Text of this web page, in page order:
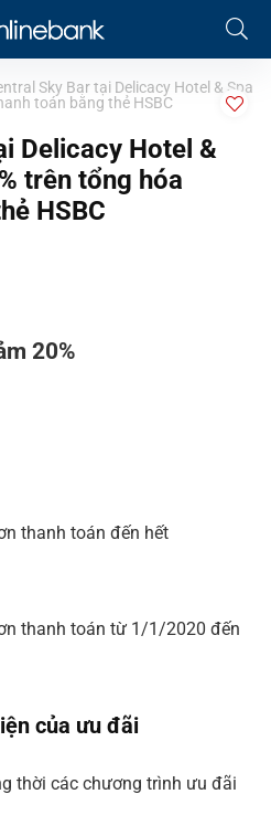
Sky Bar tại Delicacy Hotel & Spa
toán bằng thẻ HSBC
Delicacy Hotel &
trên tổng hóa
HSBC
20%
thanh toán đến hết
thanh toán từ 1/1/2020 đến
của ưu đãi
thời các chương trình ưu đãi